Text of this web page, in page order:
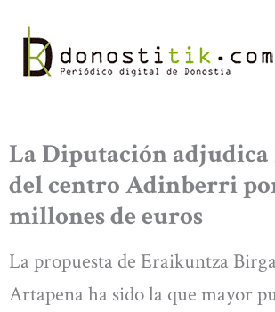
contenido
La Diputación adjudica
del centro Adinberri
millones de euros
La propuesta de Eraikuntza
Artapena ha sido la que mayor